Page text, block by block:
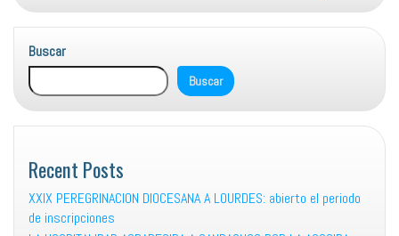
Buscar
Buscar
Recent Posts
XXIX PEREGRINACION DIOCESANA A LOURDES: abierto el periodo
de inscripciones